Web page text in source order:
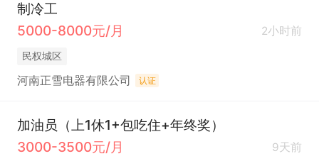
制冷工
5000-8000元/月
2小时前
民权城区
河南正雪电器有限公司 认证
加油员（上1休1+包吃住+年终奖）
3000-3500元/月
9天前